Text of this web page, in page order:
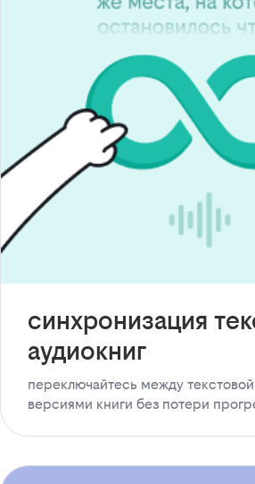
синхронизация
аудиокниг
переключайтесь между
версиями книги без потери